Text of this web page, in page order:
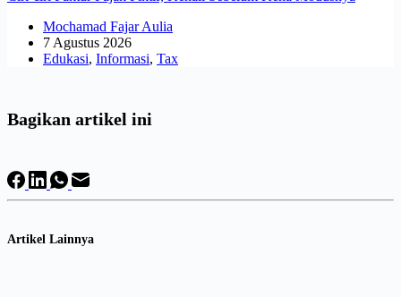
Mochamad Fajar Aulia
7 Agustus 2026
Edukasi, Informasi, Tax
Bagikan artikel ini
Artikel Lainnya